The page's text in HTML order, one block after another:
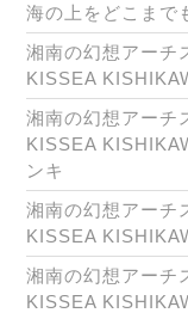
海の上をどこまで
湘南の幻想アーチ
KISSEA
湘南の幻想アーチ
KISSEA
ンキ
湘南の幻想アーチ
KISSEA
湘南の幻想アーチ
KISSEA